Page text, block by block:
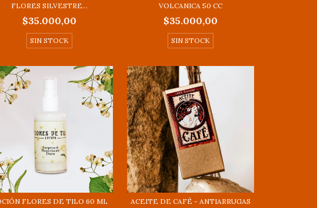
FLORES SILVESTRE...
$35.000,00
SIN STOCK
VOLCANICA 50 CC
$35.000,00
SIN STOCK
FLORES DE TILO 60 ML
ACEITE DE CAFÉ - ANTIARRUGAS